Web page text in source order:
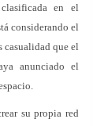
en el
considerando el
casualidad que el
anunciado el
su propia red